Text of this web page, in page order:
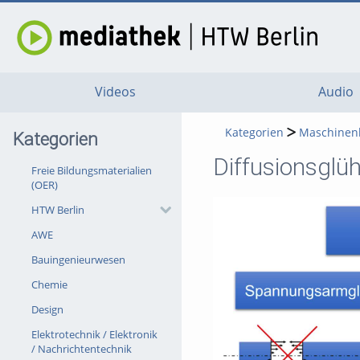
Videos Audio
Kategorien
Freie Bildungsmaterialien
(OER)
HTW Berlin
AWE
Bauingenieurwesen
Chemie
Design
Elektrotechnik / Elektronik
/ Nachrichtentechnik
Kategorien